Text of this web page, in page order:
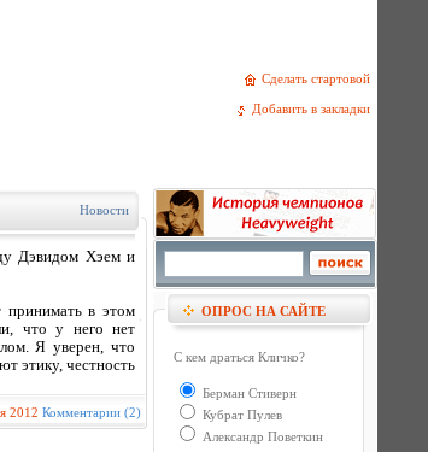
Сделать стартовой
Добавить в закладки
Новости
Дэвидом Хэем и
принимать в этом
что у него нет
Я уверен, что
этику, честность
2012 Комментарии (2)
ОПРОС НА САЙТЕ
С кем драться Кличко?
Берман Стиверн
Кубрат Пулев
Александр Поветкин